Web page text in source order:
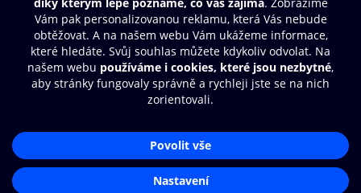
Další zábava
© O2 Czech Republic a.s.
Zásady zpracování osobních údajůAplikace O2 Knihovna
Čti a poslouchej své e-knihy a